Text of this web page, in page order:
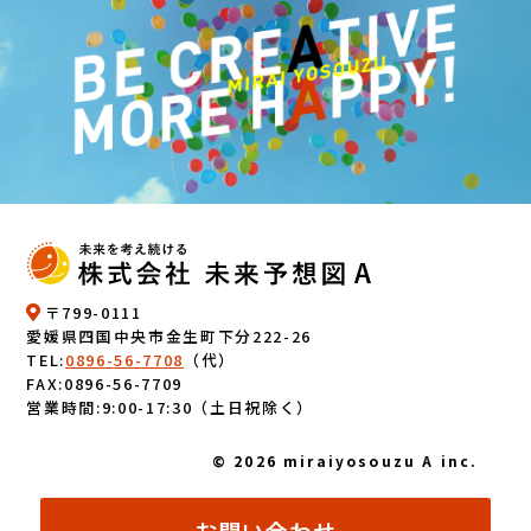
〒799-0111
愛媛県四国中央市金生町下分222-26
TEL:0896-56-7708 （代）
FAX:0896-56-7709
営業時間:9:00-17:30（土日祝除く）
© 2026 miraiyosouzu A inc.